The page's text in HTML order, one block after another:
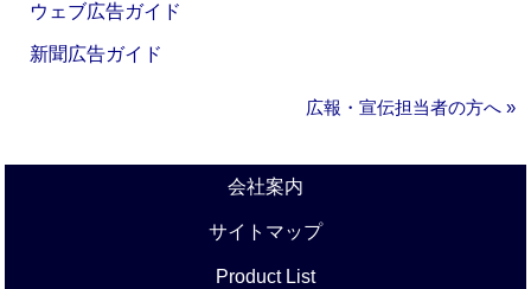
ウェブ広告ガイド
新聞広告ガイド
広報・宣伝担当者の方へ »
会社案内
サイトマップ
Product List